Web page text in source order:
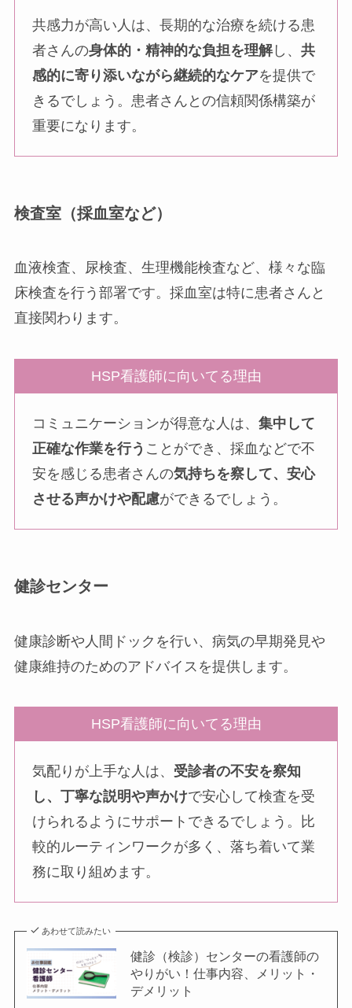
共感力が高い人は、長期的な治療を続ける患
者さんの身体的・精神的な負担を理解し、共
感的に寄り添いながら継続的なケアを提供で
きるでしょう。患者さんとの信頼関係構築が
重要になります。
検査室（採血室など）
血液検査、尿検査、生理機能検査など、様々な臨
床検査を行う部署です。採血室は特に患者さんと
直接関わります。
HSP看護師に向いてる理由
コミュニケーションが得意な人は、集中して
正確な作業を行う ことができ、採血などで不
安を感じる患者さんの気持ちを察して、安心
させる声かけや配慮ができるでしょう。
健診センター
健康診断や人間ドックを行い、病気の早期発見や
健康維持のためのアドバイスを提供します。
HSP看護師に向いてる理由
気配りが上手な人は、 受診者の不安を察知
し、丁寧な説明や声かけで安心して検査を受
けられるようにサポートできるでしょう。比
較的ルーティンワークが多く、落ち着いて業
務に取り組めます。
あわせて読みたい
健診（検診）センターの看護師の
やりがい！仕事内容、メリット・
デメリット